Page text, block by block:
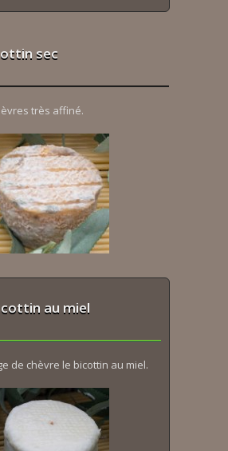
sec
très affiné.
au miel
de chèvre le bicottin au miel.